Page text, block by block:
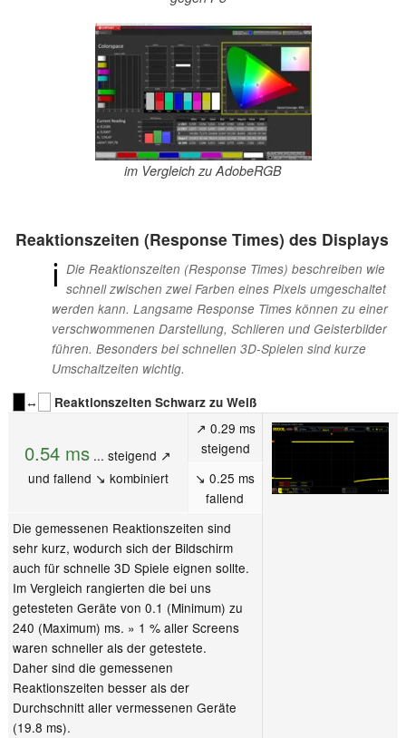
im Vergleich zu AdobeRGB
Reaktionszeiten (Response Times) des Displays
ℹ Die Reaktionszeiten (Response Times) beschreiben wie
schnell zwischen zwei Farben eines Pixels umgeschaltet
werden kann. Langsame Response Times können zu einer
verschwommenen Darstellung, Schlieren und Geisterbilder
führen. Besonders bei schnellen 3D-Spielen sind kurze
Umschaltzeiten wichtig.
↔
Reaktionszeiten Schwarz zu Weiß
0.54 ms ... steigend ↗
und fallend ↘ kombiniert
↗ 0.29 ms
steigend
↘ 0.25 ms
fallend
Die gemessenen Reaktionszeiten sind
sehr kurz, wodurch sich der Bildschirm
auch für schnelle 3D Spiele eignen sollte.
Im Vergleich rangierten die bei uns
getesteten Geräte von 0.1 (Minimum) zu
240 (Maximum) ms. » 1 % aller Screens
waren schneller als der getestete.
Daher sind die gemessenen
Reaktionszeiten besser als der
Durchschnitt aller vermessenen Geräte
(19.8 ms).